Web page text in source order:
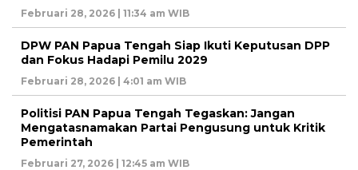
Februari 28, 2026 | 11:34 am WIB
DPW PAN Papua Tengah Siap Ikuti Keputusan DPP
dan Fokus Hadapi Pemilu 2029
Februari 28, 2026 | 4:01 am WIB
Politisi PAN Papua Tengah Tegaskan: Jangan
Mengatasnamakan Partai Pengusung untuk Kritik
Pemerintah
Februari 27, 2026 | 12:45 am WIB